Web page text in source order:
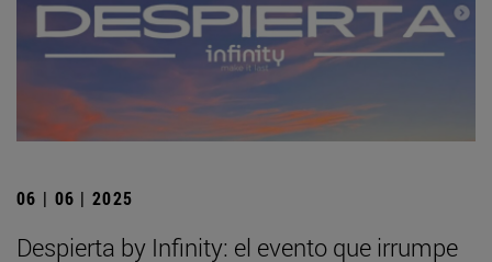
06 | 06 | 2025
Despierta by Infinity: el evento que irrumpe